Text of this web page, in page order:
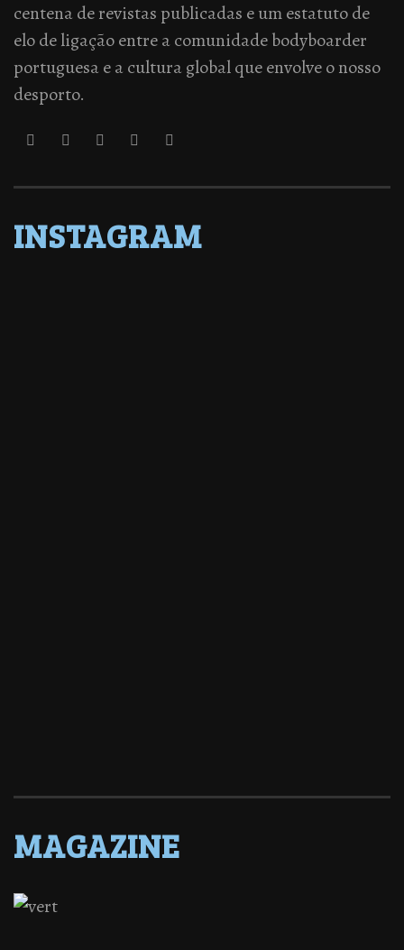
centena de revistas publicadas e um estatuto de
elo de ligação entre a comunidade bodyboarder
portuguesa e a cultura global que envolve o nosso
desporto.
INSTAGRAM
MAGAZINE